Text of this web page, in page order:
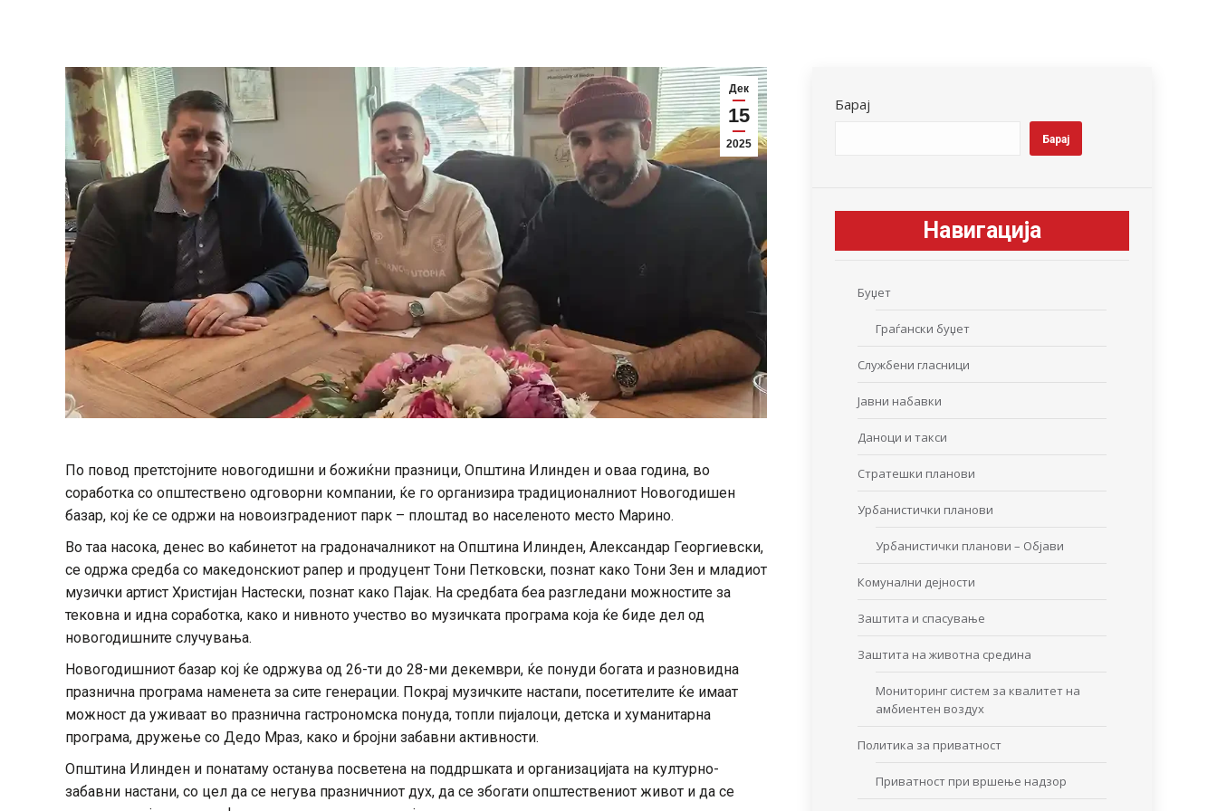
Дек
15
2025
По повод претстојните новогодишни и божиќни празници, Општина Илинден и оваа година, во
соработка со општествено одговорни компании, ќе го организира традиционалниот Новогодишен
базар, кој ќе се одржи на новоизградениот парк – плоштад во населеното место Марино.
Во таа насока, денес во кабинетот на градоначалникот на Општина Илинден, Александар Георгиевски,
се одржа средба со македонскиот рапер и продуцент Тони Петковски, познат како Тони Зен и младиот
музички артист Христијан Настески, познат како Пајак. На средбата беа разгледани можностите за
тековна и идна соработка, како и нивното учество во музичката програма која ќе биде дел од
новогодишните случувања.
Новогодишниот базар кој ќе одржува од 26-ти до 28-ми декември, ќе понуди богата и разновидна
празнична програма наменета за сите генерации. Покрај музичките настапи, посетителите ќе имаат
можност да уживаат во празнична гастрономска понуда, топли пијалоци, детска и хуманитарна
програма, дружење со Дедо Мраз, како и бројни забавни активности.
Општина Илинден и понатаму останува посветена на поддршката и организацијата на културно-
забавни настани, со цел да се негува празничниот дух, да се збогати општествениот живот и да се
Барај
Барај
Навигација
Буџет
Граѓански буџет
Службени гласници
Јавни набавки
Даноци и такси
Стратешки планови
Урбанистички планови
Урбанистички планови – Објави
Комунални дејности
Заштита и спасување
Заштита на животна средина
Мониторинг систем за квалитет на
амбиентен воздух
Политика за приватност
Приватност при вршење надзор